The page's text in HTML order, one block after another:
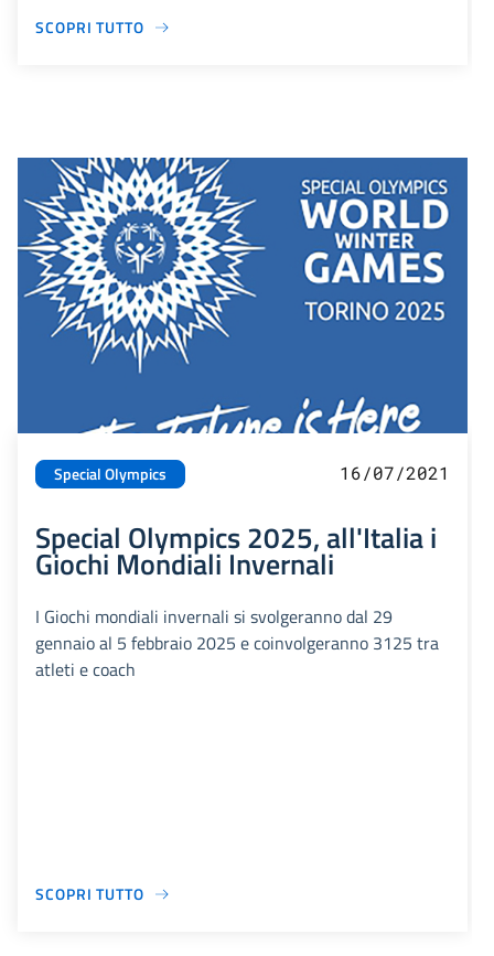
SCOPRI TUTTO
Special Olympics 16/07/2021
Special Olympics 2025, all'Italia i
Giochi Mondiali Invernali
I Giochi mondiali invernali si svolgeranno dal 29
gennaio al 5 febbraio 2025 e coinvolgeranno 3125 tra
atleti e coach
SCOPRI TUTTO